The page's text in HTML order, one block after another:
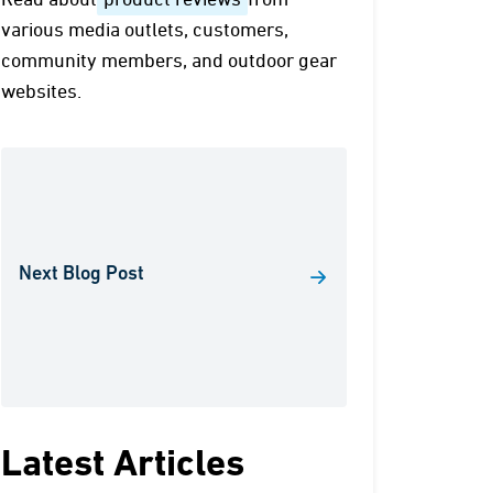
various media outlets, customers,
community members, and outdoor gear
websites.
Next Blog Post
Latest Articles